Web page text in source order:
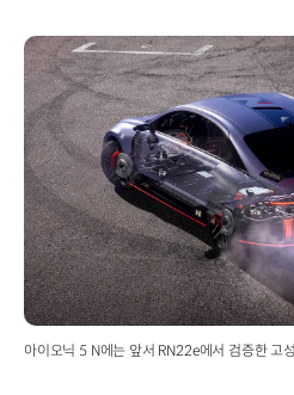
아이오닉 5 N에는 앞서 RN22e에서 검증한 고